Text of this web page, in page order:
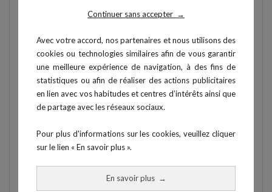
Continuer sans accepter →
Avec votre accord, nos partenaires et nous utilisons des
cookies ou technologies similaires afin de vous garantir
une meilleure expérience de navigation, à des fins de
statistiques ou afin de réaliser des actions publicitaires
en lien avec vos habitudes et centres d’intérêts ainsi que
de partage avec les réseaux sociaux.
Pour plus d'informations sur les cookies, veuillez cliquer
sur le lien « En savoir plus ».
En savoir plus →
Fonctionnalités
Contre la montre
Conçu pour les essais
contre la montre / ouverts
Contrôles
Contrôle de la charge de
d’un PC/ECG - Contrôle de
la puissance indépendant et